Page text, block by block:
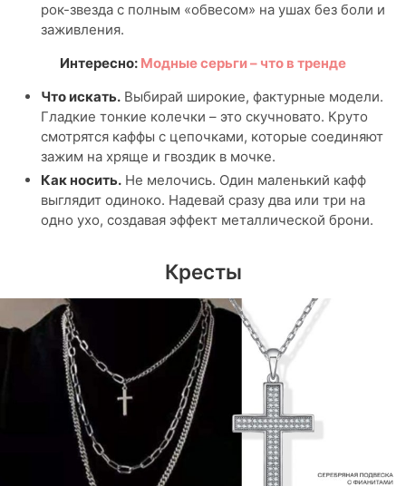
рок-звезда с полным «обвесом» на ушах без боли и
заживления.
Интересно: Модные серьги – что в тренде
Что искать. Выбирай широкие, фактурные модели.
Гладкие тонкие колечки – это скучновато. Круто
смотрятся каффы с цепочками, которые соединяют
зажим на хряще и гвоздик в мочке.
Как носить. Не мелочись. Один маленький кафф
выглядит одиноко. Надевай сразу два или три на
одно ухо, создавая эффект металлической брони.
Кресты